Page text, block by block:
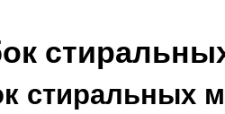
стиральных